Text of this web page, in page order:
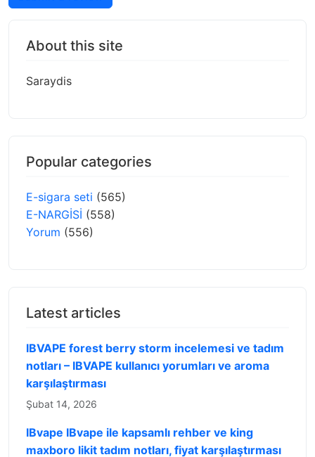
About this site
Saraydis
Popular categories
E-sigara seti (565)
E-NARGİSİ (558)
Yorum (556)
Latest articles
IBVAPE forest berry storm incelemesi ve tadım
notları – IBVAPE kullanıcı yorumları ve aroma
karşılaştırması
Şubat 14, 2026
IBvape IBvape ile kapsamlı rehber ve king
maxboro likit tadım notları, fiyat karşılaştırması